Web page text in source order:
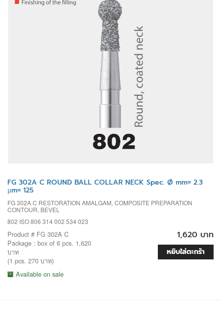
FG 302A C ROUND BALL COLLAR NECK Spec. Ø mm= 2.3
µm= 125
FG 302A C RESTORATION AMALGAM, COMPOSITE PREPARATION
CONTOUR, BEVEL
802 ISO 806 314 002 534 023
Product # FG 302A C
Package : box of 6 pcs. 1,620
บาท
(1 pcs. 270 บาท)
Available on sale
1,620 บาท
หยิบใส่ตะกร้า